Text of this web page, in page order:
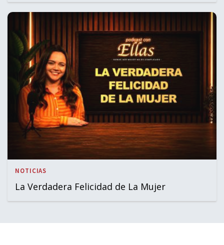
NOTICIAS
La Verdadera Felicidad de La Mujer